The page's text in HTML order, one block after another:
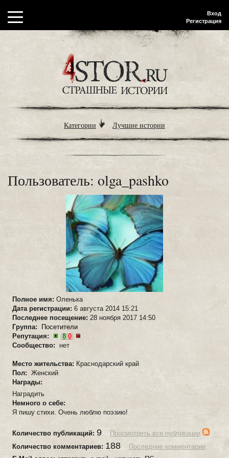
Вход
Регистрация
Категории Лучшие истории
Пользователь: olga_pashko
Полное имя: Оленька
Дата регистрации: 6 августа 2014 15:21
Последнее посещение: 28 ноября 2017 14:50
Группа:
Посетители
Репутация:
(8 0)
Сообщество: нет
Место жительства: Краснодарский край
Пол: Женский
Награды:
Наградить
Немного о себе:
Я пишу стихи. Очень люблю поэзию!
Количество публикаций: 9
Просмотреть все публикации
Количество комментариев: 188
Последние комментарии